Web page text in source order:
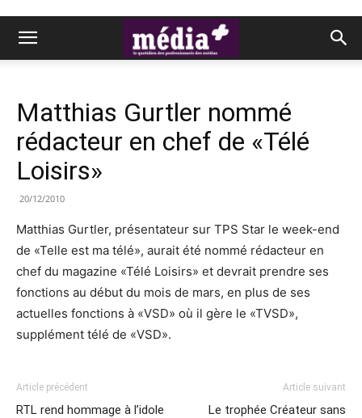
Matthias Gurtler nommé
rédacteur en chef de «Télé
Loisirs»
20/12/2010
Matthias Gurtler, présentateur sur TPS Star le week-end
de «Telle est ma télé», aurait été nommé rédacteur en
chef du magazine «Télé Loisirs» et devrait prendre ses
fonctions au début du mois de mars, en plus de ses
actuelles fonctions à «VSD» où il gère le «TVSD»,
supplément télé de «VSD».
Article précédent
RTL rend hommage à l’idole
Article suivant
Le trophée Créateur sans